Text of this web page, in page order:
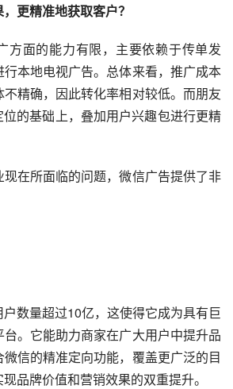
更精准地获取客户？
方面的能力有限，主要依赖于传单发
本地电视广告。总体来看，推广成本
精确，因此转化率相对较低。而朋友
的基础上，叠加用户兴趣包进行更精
在所面临的问题，微信广告提供了非
数量超过10亿，这使得它成为具有巨
。它能助力商家在广大用户中提升品
信的精准定向功能，覆盖更广泛的目
品牌价值和营销效果的双重提升。